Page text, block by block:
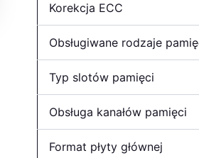
Korekcja ECC
Obsługiwane rodzaje
Typ slotów pamięci
Obsługa kanałów pamięci
Format płyty głównej